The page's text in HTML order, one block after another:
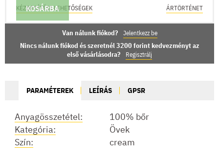
KOSÁRBA
KÉZBESÍTÉSI LEHETŐSÉGEK ÁRTÖRTÉNET
Van nálunk fiókod? Jelentkezz be
Nincs nálunk fiókod és szeretnél 3200 forint kedvezményt az
első vásárlásodra?
Regisztrálj
PARAMÉTEREK LEÍRÁS GPSR
Anyagösszetétel:
100% bőr
Kategória:
Övek
Szín:
cream